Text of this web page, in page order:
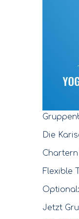
Die
Flexible
Jetzt